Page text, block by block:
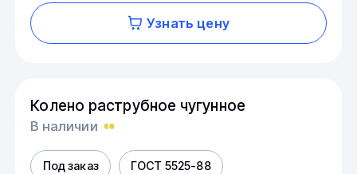
Узнать цену
Колено раструбное чугунное
В наличии
Под заказ ГОСТ 5525-88